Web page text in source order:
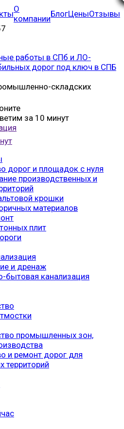
О
компанииБлогЦеныОтзывы
складских
за 10 минут
дорог и площадок с нуля
производственных и
крошки
материалов
плит
и дренаж
бытовая канализация
промышленных зон,
и ремонт дорог для
территорий